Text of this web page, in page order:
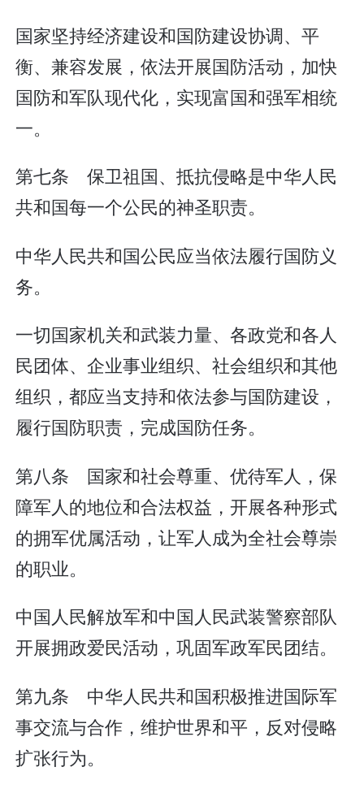
国家坚持经济建设和国防建设协调、平
衡、兼容发展，依法开展国防活动，加快
国防和军队现代化，实现富国和强军相统
一。
第七条 保卫祖国、抵抗侵略是中华人民
共和国每一个公民的神圣职责。
中华人民共和国公民应当依法履行国防义
务。
一切国家机关和武装力量、各政党和各人
民团体、企业事业组织、社会组织和其他
组织，都应当支持和依法参与国防建设，
履行国防职责，完成国防任务。
第八条 国家和社会尊重、优待军人，保
障军人的地位和合法权益，开展各种形式
的拥军优属活动，让军人成为全社会尊崇
的职业。
中国人民解放军和中国人民武装警察部队
开展拥政爱民活动，巩固军政军民团结。
第九条 中华人民共和国积极推进国际军
事交流与合作，维护世界和平，反对侵略
扩张行为。